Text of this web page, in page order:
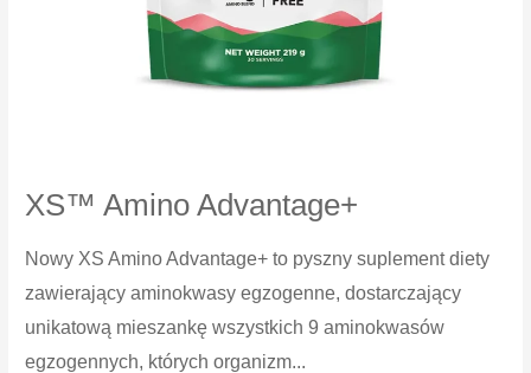
XS™ Amino Advantage+
Nowy XS Amino Advantage+ to pyszny suplement diety
zawierający aminokwasy egzogenne, dostarczający
unikatową mieszankę wszystkich 9 aminokwasów
egzogennych, których organizm...